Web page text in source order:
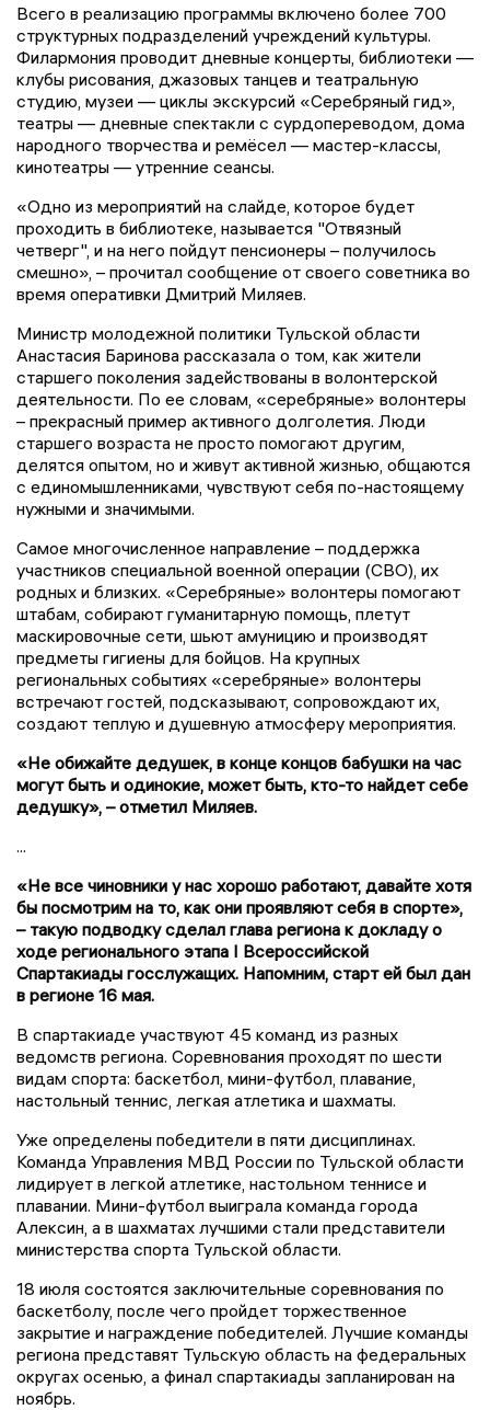
Всего в реализацию программы включено более 700
структурных подразделений учреждений культуры.
Филармония проводит дневные концерты, библиотеки —
клубы рисования, джазовых танцев и театральную
студию, музеи — циклы экскурсий «Серебряный гид»,
театры — дневные спектакли с сурдопереводом, дома
народного творчества и ремёсел — мастер-классы,
кинотеатры — утренние сеансы.
«Одно из мероприятий на слайде, которое будет
проходить в библиотеке, называется "Отвязный
четверг", и на него пойдут пенсионеры – получилось
смешно», – прочитал сообщение от своего советника во
время оперативки Дмитрий Миляев.
Министр молодежной политики Тульской области
Анастасия Баринова рассказала о том, как жители
старшего поколения задействованы в волонтерской
деятельности. По ее словам, «серебряные» волонтеры
– прекрасный пример активного долголетия. Люди
старшего возраста не просто помогают другим,
делятся опытом, но и живут активной жизнью, общаются
с единомышленниками, чувствуют себя по-настоящему
нужными и значимыми.
Самое многочисленное направление – поддержка
участников специальной военной операции (СВО), их
родных и близких. «Серебряные» волонтеры помогают
штабам, собирают гуманитарную помощь, плетут
маскировочные сети, шьют амуницию и производят
предметы гигиены для бойцов. На крупных
региональных событиях «серебряные» волонтеры
встречают гостей, подсказывают, сопровождают их,
создают теплую и душевную атмосферу мероприятия.
«Не обижайте дедушек, в конце концов бабушки на час
могут быть и одинокие, может быть, кто-то найдет себе
дедушку», – отметил Миляев.
...
«Не все чиновники у нас хорошо работают, давайте хотя
бы посмотрим на то, как они проявляют себя в спорте»,
– такую подводку сделал глава региона к докладу о
ходе регионального этапа I Всероссийской
Спартакиады госслужащих. Напомним, старт ей был дан
в регионе 16 мая.
В спартакиаде участвуют 45 команд из разных
ведомств региона. Соревнования проходят по шести
видам спорта: баскетбол, мини-футбол, плавание,
настольный теннис, легкая атлетика и шахматы.
Уже определены победители в пяти дисциплинах.
Команда Управления МВД России по Тульской области
лидирует в легкой атлетике, настольном теннисе и
плавании. Мини-футбол выиграла команда города
Алексин, а в шахматах лучшими стали представители
министерства спорта Тульской области.
18 июля состоятся заключительные соревнования по
баскетболу, после чего пройдет торжественное
закрытие и награждение победителей. Лучшие команды
региона представят Тульскую область на федеральных
округах осенью, а финал спартакиады запланирован на
ноябрь.